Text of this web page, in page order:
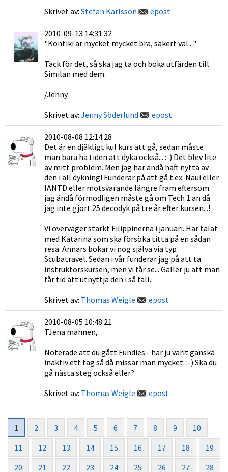
Skrivet av: Stefan Karlsson epost
2010-09-13 14:31:32
"Kontiki är mycket mycket bra, säkert val.. "
Tack för det, så ska jag ta och boka utfärden till
Similan med dem.
/Jenny
Skrivet av: Jenny Söderlund epost
2010-08-08 12:14:28
Det är en djäkligt kul kurs att gå, sedan måste
man bara ha tiden att dyka också... :-) Det blev lite
av mitt problem. Men jag har ändå haft nytta av
den i all dykning! Funderar på att gå t.ex. Naui eller
IANTD eller motsvarande längre fram eftersom
jag ändå förmodligen måste gå om Tech 1:an då
jag inte gjort 25 decodyk på tre år efter kursen...!
Vi överväger starkt Filippinerna i januari. Har talat
med Katarina som ska försöka titta på en sådan
resa. Annars bokar vi nog själva via typ
Scubatravel. Sedan i vår funderar jag på att ta
instruktörskursen, men vi får se... Gäller ju att man
får tid att utnyttja den i så fall.
Skrivet av: Thomas Weigle epost
2010-08-05 10:48:21
TJena mannen,
Noterade att du gått Fundies - har ju varit ganska
inaktiv ett tag så då missar man mycket. :-) Ska du
gå nästa steg också eller?
Skrivet av: Thomas Weigle epost
1 2 3 4 5 6 7 8 9
10
11
12 13 14 15 16 17 18
19
20
21 22 23 24 25 26 27 28